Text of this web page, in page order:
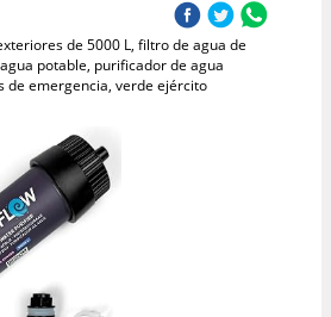
de 5000 L, filtro de agua de
potable, purificador de agua
de emergencia, verde ejército